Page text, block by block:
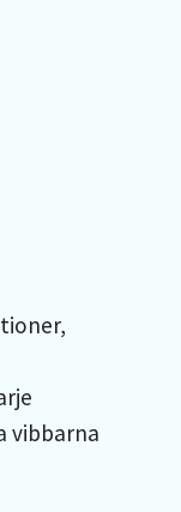
vibbarna